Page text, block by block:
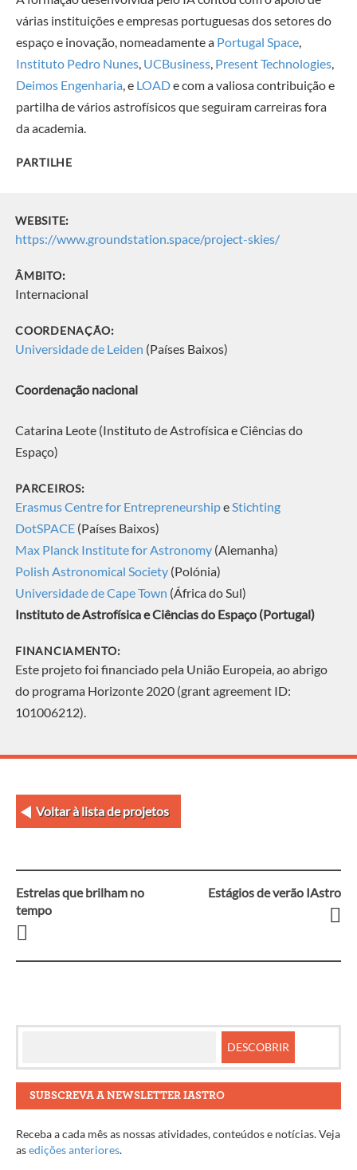
várias instituições e empresas portuguesas dossetoresdo
espaço e inovação, nomeadamente a Portugal Space,
Instituto Pedro Nunes, UCBusiness, Present Technologies,
Deimos Engenharia, e LOADe com a valiosa contribuição e
partilha de vários astrofísicos que seguiram carreiras fora
da academia.
PARTILHE
WEBSITE:
https://www.groundstation.space/project-skies/
ÂMBITO:
Internacional
COORDENAÇÃO:
Universidade de Leiden (Países Baixos)
Coordenação nacional
Catarina Leote (Instituto de Astrofísica e Ciências do
Espaço)
PARCEIROS:
Erasmus Centre for EntrepreneurshipeStichting
DotSPACE (Países Baixos)
Max Planck Institute for Astronomy (Alemanha)
Polish Astronomical Society (Polónia)
Universidade de Cape Town (África do Sul)
Instituto de Astrofísica e Ciências do Espaço (Portugal)
FINANCIAMENTO:
Este projeto foi financiado pela União Europeia, ao abrigo
do programa Horizonte 2020 (grant agreement ID:
101006212).
Voltar à lista de projetos
Navegação
entre
artigos
Estrelas que brilham no
tempo
Estágios de verão IAstro
SUBSCREVA A NEWSLETTER IASTRO
Receba a cada mês as nossas atividades, conteúdos e notícias. Veja
asedições anteriores.